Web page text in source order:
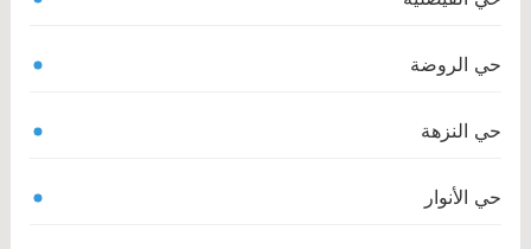
حي الروضة
حي النزهة
حي الأنوار